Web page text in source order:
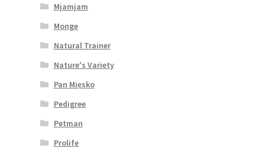
Mjamjam
Monge
Natural Trainer
Nature's Variety
Pan Mięsko
Pedigree
Petman
Prolife